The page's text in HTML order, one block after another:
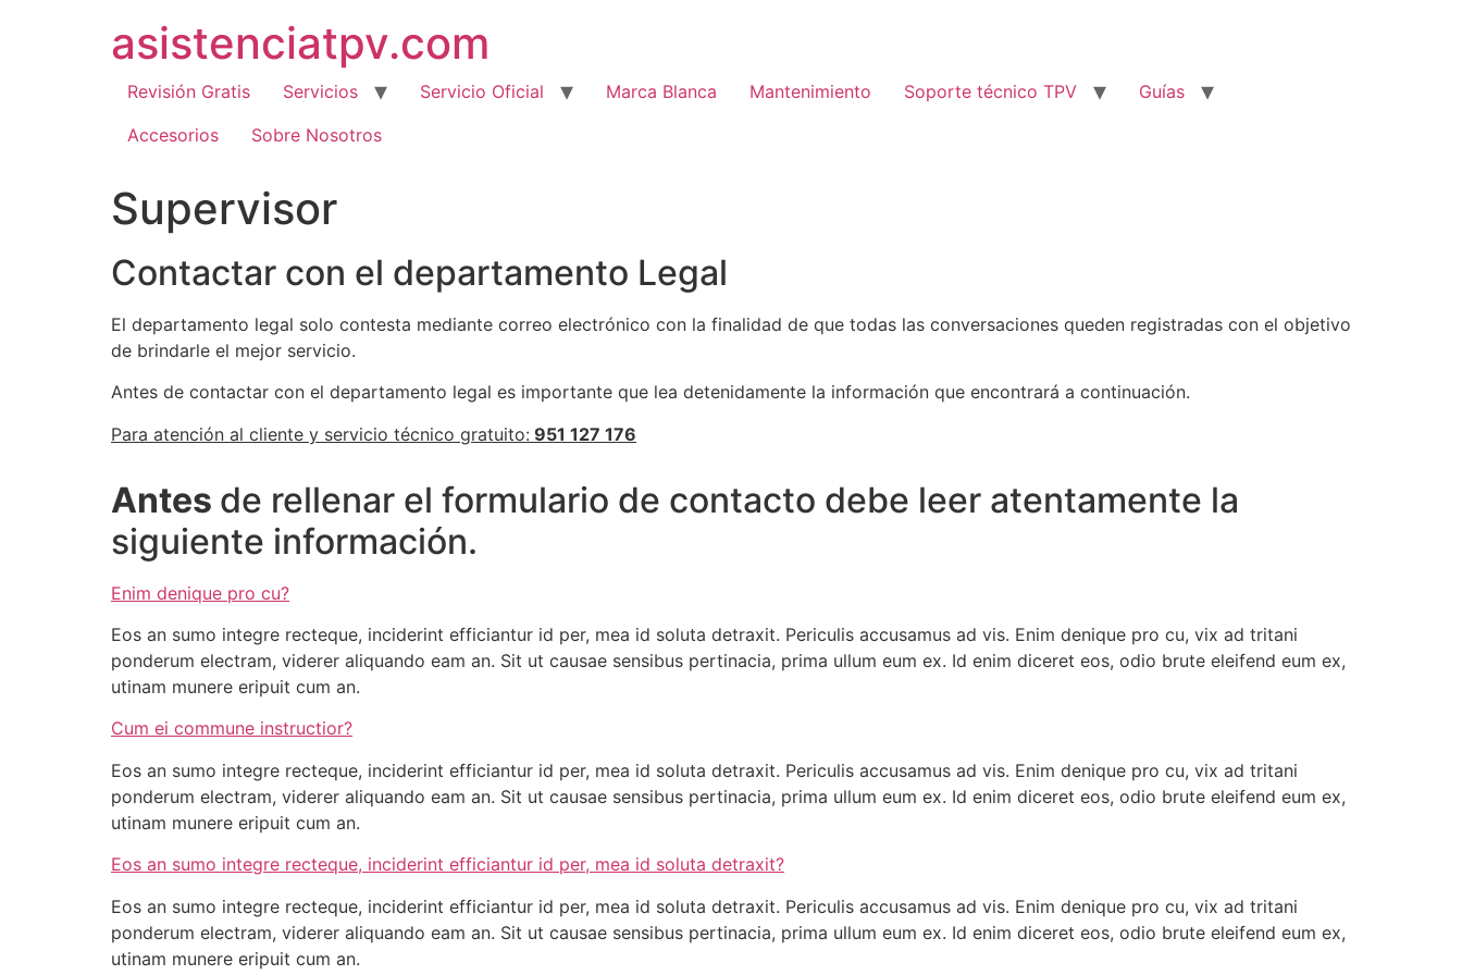
asistenciatpv.com
Revisión Gratis Servicios Servicio Oficial Marca Blanca Mantenimiento Soporte técnico TPV
Guías
Accesorios
Sobre Nosotros
Supervisor
Contactar con el departamento Legal
El departamento legal solo contesta mediante correo electrónico con la finalidad de que todas las conversaciones queden registradas con el objetivo
de brindarle el mejor servicio.
Antes de contactar con el departamento legal es importante que lea detenidamente la información que encontrará a continuación.
Para atención al cliente y servicio técnico gratuito: 951 127 176
tell if replica watch noob cheap for china how you tell real www.swissreplicas.to sapphire crystal huck fake tag heuer watch 2300 ladies tank
usa seller replica watches chocolate diamonds
Antes de rellenar el formulario de contacto debe leer atentamente la
siguiente información.
Enim denique pro cu?
Eos an sumo integre recteque, inciderint efficiantur id per, mea id soluta detraxit. Periculis accusamus ad vis. Enim denique pro cu, vix ad tritani
ponderum electram, viderer aliquando eam an. Sit ut causae sensibus pertinacia, prima ullum eum ex. Id enim diceret eos, odio brute eleifend eum ex,
utinam munere eripuit cum an.
Cum ei commune instructior?
Eos an sumo integre recteque, inciderint efficiantur id per, mea id soluta detraxit. Periculis accusamus ad vis. Enim denique pro cu, vix ad tritani
ponderum electram, viderer aliquando eam an. Sit ut causae sensibus pertinacia, prima ullum eum ex. Id enim diceret eos, odio brute eleifend eum ex,
utinam munere eripuit cum an.
Eos an sumo integre recteque, inciderint efficiantur id per, mea id soluta detraxit?
Eos an sumo integre recteque, inciderint efficiantur id per, mea id soluta detraxit. Periculis accusamus ad vis. Enim denique pro cu, vix ad tritani
ponderum electram, viderer aliquando eam an. Sit ut causae sensibus pertinacia, prima ullum eum ex. Id enim diceret eos, odio brute eleifend eum ex,
utinam munere eripuit cum an.